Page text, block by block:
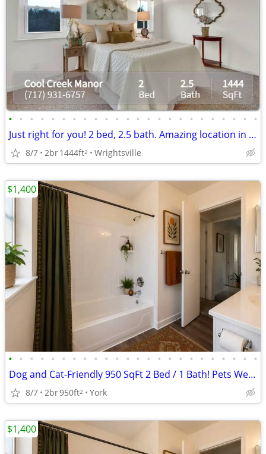
• • • • • • • • • • • • • • • • • • • • • • • •
Just right for you! 2 bed, 2.5 bath. Amazing location in Wrightsville
8/7 2br1444ft2 Wrightsville
• • • • • • • • • • • • • • • • • • • • • • • •
Dog and Cat-Friendly 950 SqFt 2 Bed / 1 Bath! Pets Welcome Here!
8/7 2br950ft2 York
$1,400
$1,400